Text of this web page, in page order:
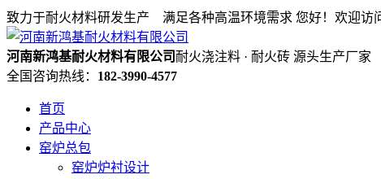
致力于耐火材料研发生产 满足各种高温环境需求 您好！欢迎访
河南新鸿基耐火材料有限公司 耐火浇注料 · 耐火砖 源头生产厂家
全国咨询热线： 182-3990-4577
首页
产品中心
窑炉总包
窑炉炉衬设计